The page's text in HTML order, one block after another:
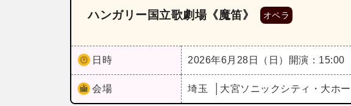
ハンガリー国立歌劇場《魔笛》 オペラ
日時 2026年6月28日（日） 開演：15:00
会場 埼玉 大宮ソニックシティ・大ホ